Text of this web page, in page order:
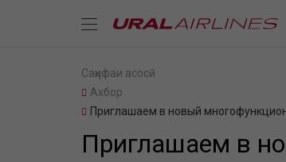
Саҳифаи асосӣ
Ахбор
Приглашаем в новый
Приглашаем в